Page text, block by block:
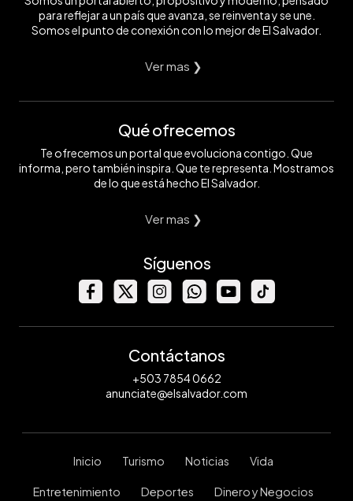
para reflejar a un país que avanza, se reinventa y se une.
Somos el punto de conexión con lo mejor de El Salvador.
Ver mas ❯
Qué ofrecemos
Te ofrecemos un portal que evoluciona contigo. Que
informa, pero también inspira. Que te representa. Mostramos
de lo que está hecho El Salvador.
Ver mas ❯
Síguenos
Contáctanos
+503 7854 0662
anunciate@elsalvador.com
Inicio Turismo Noticias Vida
Entretenimiento Deportes Dinero y Negocios